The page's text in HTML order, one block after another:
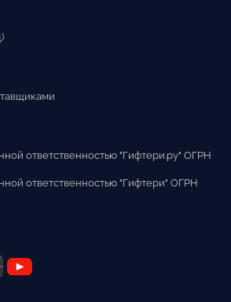
ответственностью "Гифтери.ру" ОГРН
ответственностью "Гифтери" ОГРН